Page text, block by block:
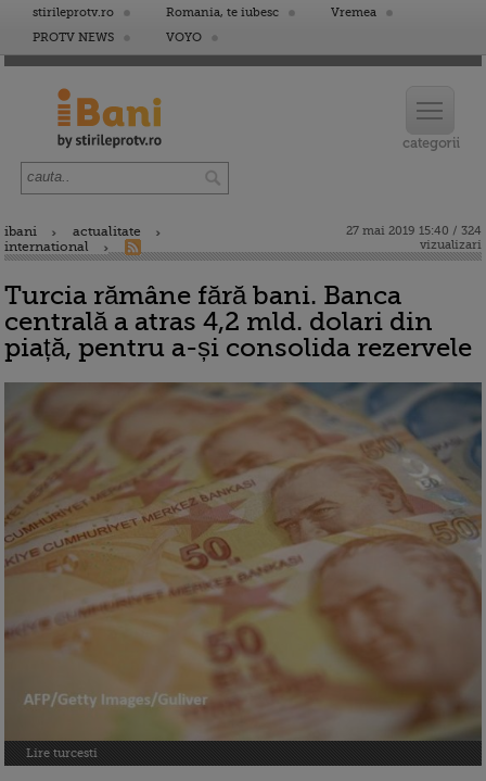
stirileprotv.ro Romania, te iubesc
Vremea
PROTV NEWS
VOYO
ibani
actualitate
international
27 mai 2019 15:40 / 324
vizualizari
Turcia rămâne fără bani. Banca
centrală a atras 4,2 mld. dolari din
piață, pentru a-și consolida rezervele
Lire turcesti